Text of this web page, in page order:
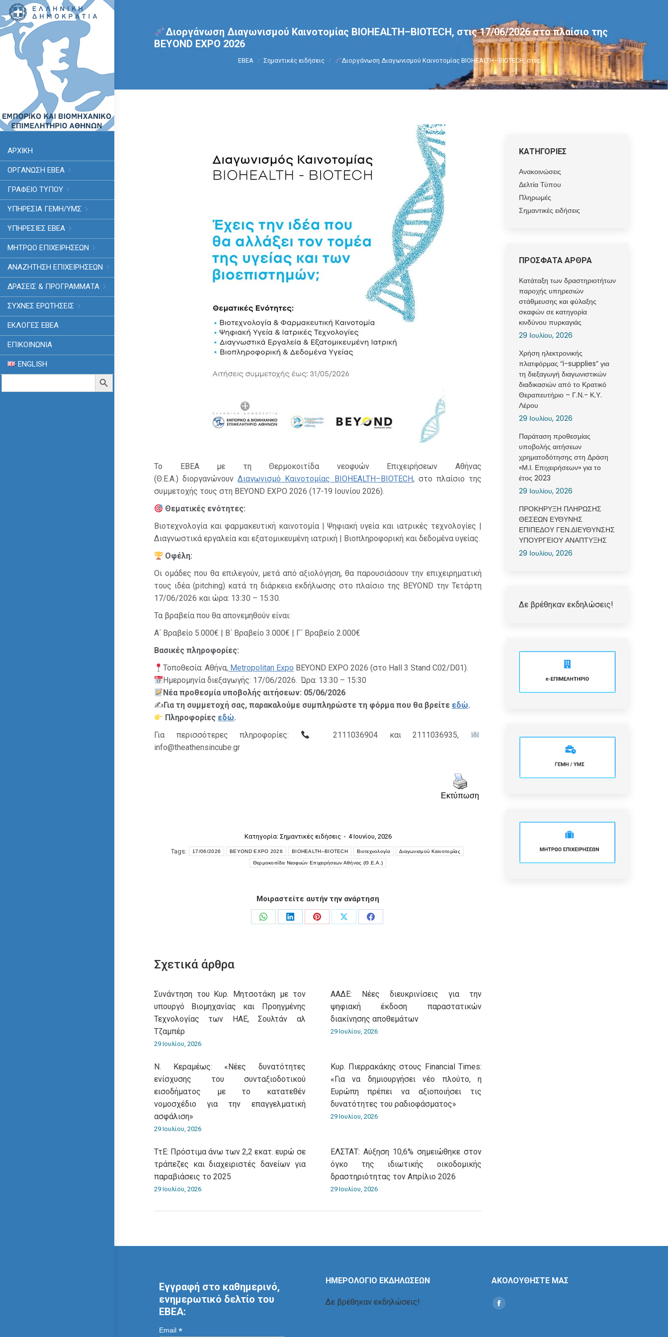
ΑΡΧΙΚΗ
ΟΡΓΑΝΩΣΗ ΕΒΕΑ
ΓΡΑΦΕΙΟ ΤΥΠΟΥ
ΥΠΗΡΕΣΊΑ ΓΕΜΗ/ΥΜΣ
ΥΠΗΡΕΣΙΕΣ ΕΒΕΑ
ΜΗΤΡΩΟ ΕΠΙΧΕΙΡΗΣΕΩΝ
ΑΝΑΖΗΤΗΣΗ ΕΠΙΧΕΙΡΗΣΕΩΝ
ΔΡΑΣΕΙΣ & ΠΡΟΓΡΑΜΜΑΤΑ
ΣΥΧΝΕΣ ΕΡΩΤΗΣΕΙΣ
ΕΚΛΟΓΈΣ ΕΒΕΑ
ΕΠΙΚΟΙΝΩΝΙΑ
ENGLISH
Search
Search Button
Διοργάνωση Διαγωνισμού Καινοτομίας BIOHEALTH–BIOTECH, στις 17/06/2026 στο πλαίσιο της
BEYOND EXPO 2026
You are here:
ΕΒΕΑ Σημαντικές ειδήσεις Διοργάνωση Διαγωνισμού Καινοτομίας BIOHEALTH–BIOTECH, στις…
Το ΕΒΕΑ με τη Θερμοκοιτίδα νεοφυών Επιχειρήσεων Αθήνας
(Θ.Ε.Α.) διοργανώνουνΔιαγωνισμό Καινοτομίας BIOHEALTH–BIOTECH, στο πλαίσιο της
συμμετοχής τους στη BEYOND EXPO 2026 (17-19 Ιουνίου 2026).
Θεματικές ενότητες:
Βιοτεχνολογία και φαρμακευτική καινοτομία | Ψηφιακή υγεία και ιατρικές τεχνολογίες |
Διαγνωστικά εργαλεία και εξατομικευμένη ιατρική | Βιοπληροφορική και δεδομένα υγείας.
Οφέλη:
Οι ομάδες που θα επιλεγούν, μετά από αξιολόγηση, θα παρουσιάσουν την επιχειρηματική
τους ιδέα (pitching) κατά τη διάρκεια εκδήλωσης στο πλαίσιο της BEYOND την Τετάρτη
17/06/2026 και ώρα: 13:30 – 15:30.
Τα βραβεία που θα απονεμηθούν είναι:
Α΄ Βραβείο 5.000€ | Β΄ Βραβείο 3.000€ | Γ΄ Βραβείο 2.000€
Βασικές πληροφορίες:
Τοποθεσία: Αθήνα, Metropolitan Expo BEYOND EXPO 2026 (στο Hall 3 Stand C02/D01).
Ημερομηνία διεξαγωγής: 17/06/2026. Ώρα: 13:30 – 15:30
Νέα προθεσμία υποβολής αιτήσεων: 05/06/2026
✍️Για τη συμμετοχή σας, παρακαλούμε συμπληρώστε τη φόρμα που θα βρείτε εδώ.
Πληροφορίες εδώ.
Για περισσότερες πληροφορίες:
2111036904 και 2111036935,
info@theathensincube.gr
Εκτύπωση
Κατηγορία: Σημαντικές ειδήσεις
4 Ιουνίου, 2026
Tags:
17/06/2026 BEYOND EXPO 2026 BIOHEALTH–BIOTECH Βιοτεχνολογία Διαγωνισμού Καινοτομίας
Θερμοκοιτίδα Νεοφυών Επιχειρήσεων Αθήνας (Θ.Ε.Α.)
Μοιραστείτε αυτήν την ανάρτηση
Share
Share
Share
Share
Share
Σχετικά άρθρα
Συνάντηση του Κυρ. Μητσοτάκη με τον
υπουργό Βιομηχανίας και Προηγμένης
Τεχνολογίας των ΗΑΕ, Σουλτάν αλ
Τζαμπέρ
29 Ιουλίου, 2026
ΑΑΔΕ: Νέες διευκρινίσεις για την
ψηφιακή έκδοση παραστατικών
διακίνησης αποθεμάτων
29 Ιουλίου, 2026
Ν. Κεραμέως: «Νέες δυνατότητες
ενίσχυσης του συνταξιοδοτικού
εισοδήματος με το κατατεθέν
νομοσχέδιο για την επαγγελματική
ασφάλιση»
29 Ιουλίου, 2026
Κυρ. Πιερρακάκης στους Financial Times:
«Για να δημιουργήσει νέο πλούτο, η
Ευρώπη πρέπει να αξιοποιήσει τις
δυνατότητες του ραδιοφάσματος»
29 Ιουλίου, 2026
ΤτΕ: Πρόστιμα άνω των 2,2 εκατ. ευρώ σε
τράπεζες και διαχειριστές δανείων για
παραβιάσεις το 2025
29 Ιουλίου, 2026
ΕΛΣΤΑΤ: Αύξηση 10,6% σημειώθηκε στον
όγκο της ιδιωτικής οικοδομικής
δραστηριότητας τον Απρίλιο 2026
29 Ιουλίου, 2026
ΚΑΤΗΓΟΡΙΕΣ
Ανακοινώσεις
Δελτία Τύπου
Πληρωμές
Σημαντικές ειδήσεις
ΠΡΟΣΦΑΤΑ ΑΡΘΡΑ
Κατάταξη των δραστηριοτήτων
παροχής υπηρεσιών
στάθμευσης και φύλαξης
σκαφών σε κατηγορία
κινδύνου πυρκαγιάς
29 Ιουλίου, 2026
Χρήση ηλεκτρονικής
πλατφόρμας “i-supplies” για
τη διεξαγωγή διαγωνιστικών
διαδικασιών από το Κρατικό
Θεραπευτήριο – Γ.Ν.- Κ.Υ.
Λέρου
29 Ιουλίου, 2026
Παράταση προθεσμίας
υποβολής αιτήσεων
χρηματοδότησης στη Δράση
«Μ.Ι. Επιχειρήσεων» για το
έτος 2023
29 Ιουλίου, 2026
ΠΡΟΚΗΡΥΞΗ ΠΛΗΡΩΣΗΣ
ΘΕΣΕΩΝ ΕΥΘΥΝΗΣ
ΕΠΙΠΕΔΟΥ ΓΕΝ.ΔΙΕΥΘΥΝΣΗΣ
ΥΠΟΥΡΓΕΙΟΥ ΑΝΑΠΤΥΞΗΣ
29 Ιουλίου, 2026
Δε βρέθηκαν εκδηλώσεις!
Εγγραφή στο καθημερινό,
ενημερωτικό δελτίο του
ΕΒΕΑ:
Email *
ΗΜΕΡΟΛΟΓΙΟ ΕΚΔΗΛΩΣΕΩΝ
Δε βρέθηκαν εκδηλώσεις!
ΑΚΟΛΟΥΘΗΣΤΕ ΜΑΣ
Find us on:
Social